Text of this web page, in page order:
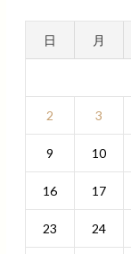
日 月
2 3
9 10
16 17
23 24